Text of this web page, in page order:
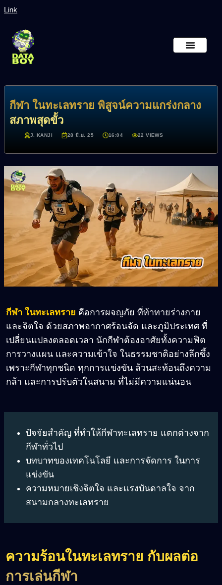
Link
กีฬา ในทะเลทราย พิสูจน์ความแกร่งกลาง
สภาพสุดขั้ว
J. KANJI 28 มิ.ย. 25 16:04 22 VIEWS
กีฬา ในทะเลทราย คือการผจญภัย ที่ท้าทายร่างกาย
และจิตใจ ด้วยสภาพอากาศร้อนจัด และภูมิประเทศ ที่
เปลี่ยนแปลงตลอดเวลา นักกีฬาต้องอาศัยทั้งความฟิต
การวางแผน และความเข้าใจ ในธรรมชาติอย่างลึกซึ้ง
เพราะกีฬาทุกชนิด ทุกการแข่งขัน ล้วนสะท้อนถึงความ
กล้า และการปรับตัวในสนาม ที่ไม่มีความแน่นอน
ปัจจัยสำคัญ ที่ทำให้กีฬาทะเลทราย แตกต่างจาก
กีฬาทั่วไป
บทบาทของเทคโนโลยี และการจัดการ ในการ
แข่งขัน
ความหมายเชิงจิตใจ และแรงบันดาลใจ จาก
สนามกลางทะเลทราย
ความร้อนในทะเลทราย กับผลต่อ
การเล่นกีฬา